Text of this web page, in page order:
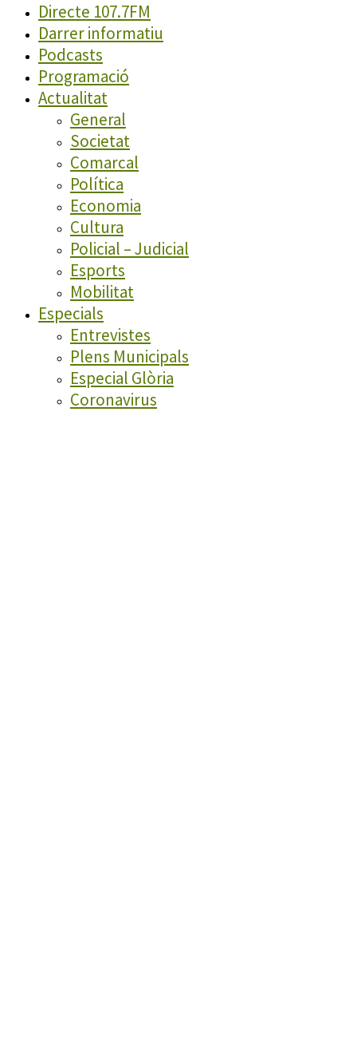
Directe 107.7FM
Darrer informatiu
Podcasts
Programació
Actualitat
General
Societat
Comarcal
Política
Economia
Cultura
Policial – Judicial
Esports
Mobilitat
Especials
Entrevistes
Plens Municipals
Especial Glòria
Coronavirus